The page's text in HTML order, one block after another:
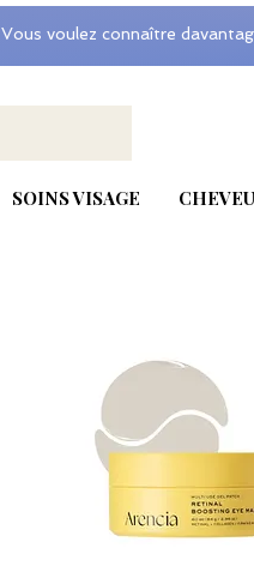
Vous voulez connaître
SOINS VISAGE